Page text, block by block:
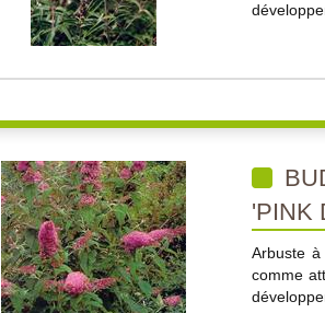
'PINK
Arbuste
comme